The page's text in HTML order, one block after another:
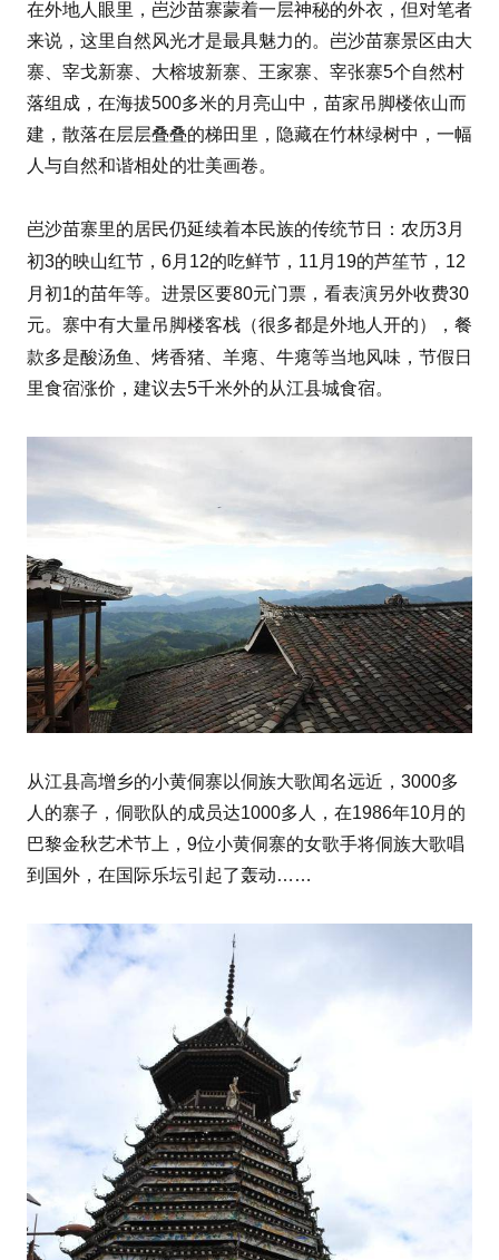
在外地人眼里， 岜沙苗寨蒙着一层神秘的外衣，但对笔者
来说，这里自然风光才是最具魅力的。岜沙苗寨景区由大
寨、宰戈新寨、大榕坡新寨、王家寨、宰张寨5个自然村
落组成，在海拔500多米的月亮山中，苗家吊脚楼依山而
建，散落在层层叠叠的梯田里，隐藏在竹林绿树中，一幅
人与自然和谐相处的壮美画卷。
岜沙苗寨里的居民仍延续着本民族的传统节日 ：农历3月
初3的映山红节，6月12的吃鲜节，11月19的芦笙节 ，12
月初1的苗年等。进景区要80元门票，看表演另外收费30
元。寨中有大量吊脚楼客栈（很多都是外地人开的），餐
款多是酸汤鱼、 烤香猪、羊瘪、 牛瘪等当地风味，节假日
里食宿涨价，建议去5千米外的从江县城食宿。
从江县高增乡的小黄侗寨以侗族大歌闻名远近，3000多
人的寨子，侗歌队的成员达1000多人，在1986年10月的
巴黎金秋艺术节上，9位小黄侗寨的女歌手将侗族大歌唱
到国外，在国际乐坛引起了轰动……